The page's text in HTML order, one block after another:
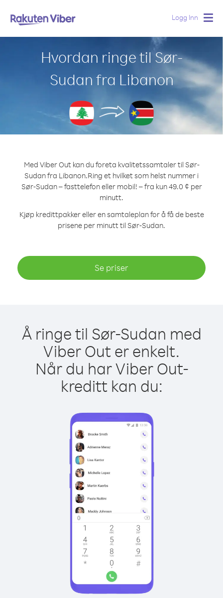
Logg Inn
Hvordan ringe til Sør-
Sudan fra Libanon
Med Viber Out kan du foreta kvalitetssamtaler til Sør-
Sudan fra Libanon.Ring et hvilket som helst nummer i
Sør-Sudan – fasttelefon eller mobil! – fra kun 49.0 ¢ per
minutt.
Kjøp kredittpakker eller en samtaleplan for å få de beste
prisene per minutt til Sør-Sudan.
Se priser
Å ringe til Sør-Sudan med
Viber Out er enkelt.
Når du har Viber Out-
kreditt kan du: